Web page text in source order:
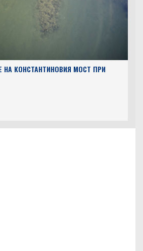
НА КОНСТАНТИНОВИЯ МОСТ ПРИ